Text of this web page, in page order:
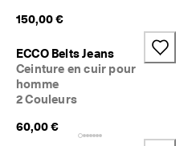
150,00 €
ECCO Belts Jeans
Ceinture en cuir pour
homme
2 Couleurs
60,00 €